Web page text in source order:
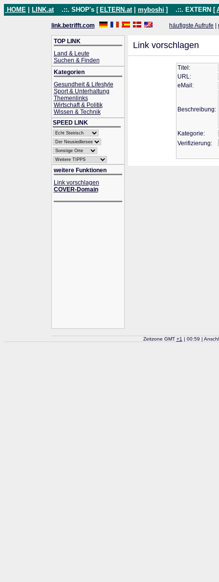
HOME LINK.at .::. SHOP's [ ELTERN.at myboshi ] .::. EXTERN [
link.betrifft.com häufigste Aufrufe
TOP LINK
Land & Leute
Suchen & Finden
Kategorien
Gesundheit & Lifestyle
Sport & Unterhaltung
Themenlinks
Wirtschaft & Politik
Wissen & Technik
SPEED LINK
weitere Funktionen
Link vorschlagen
COVER-Domain
Link vorschlagen
Titel:
URL:
eMail:
Beschreibung:
Kategorie:
Verifizierung:
Zeitzone GMT +1 | 00:59 |